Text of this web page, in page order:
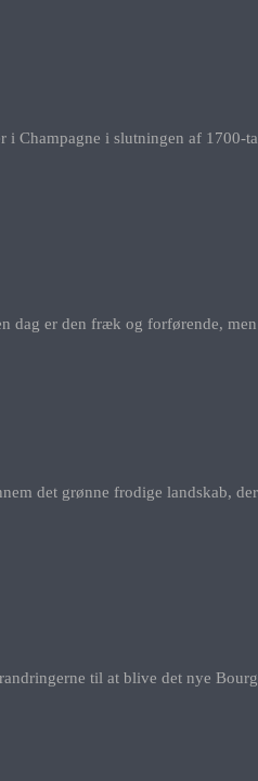
Champagne i slutningen af 1700-
dag er den fræk og forførende,
det grønne frodige landskab,
til at blive det nye